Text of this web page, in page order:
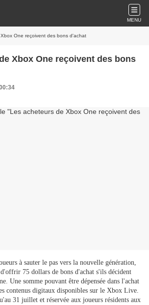
MENU
One reçoivent des bons d'achat
Xbox One reçoivent des bons
à sauter le pas vers la nouvelle génération,
75 dollars de bons d'achat s'ils décident
Une somme pouvant être dépensée dans l'achat
contenus digitaux disponibles sur le Xbox Live.
31 juillet et réservée aux joueurs résidents aux